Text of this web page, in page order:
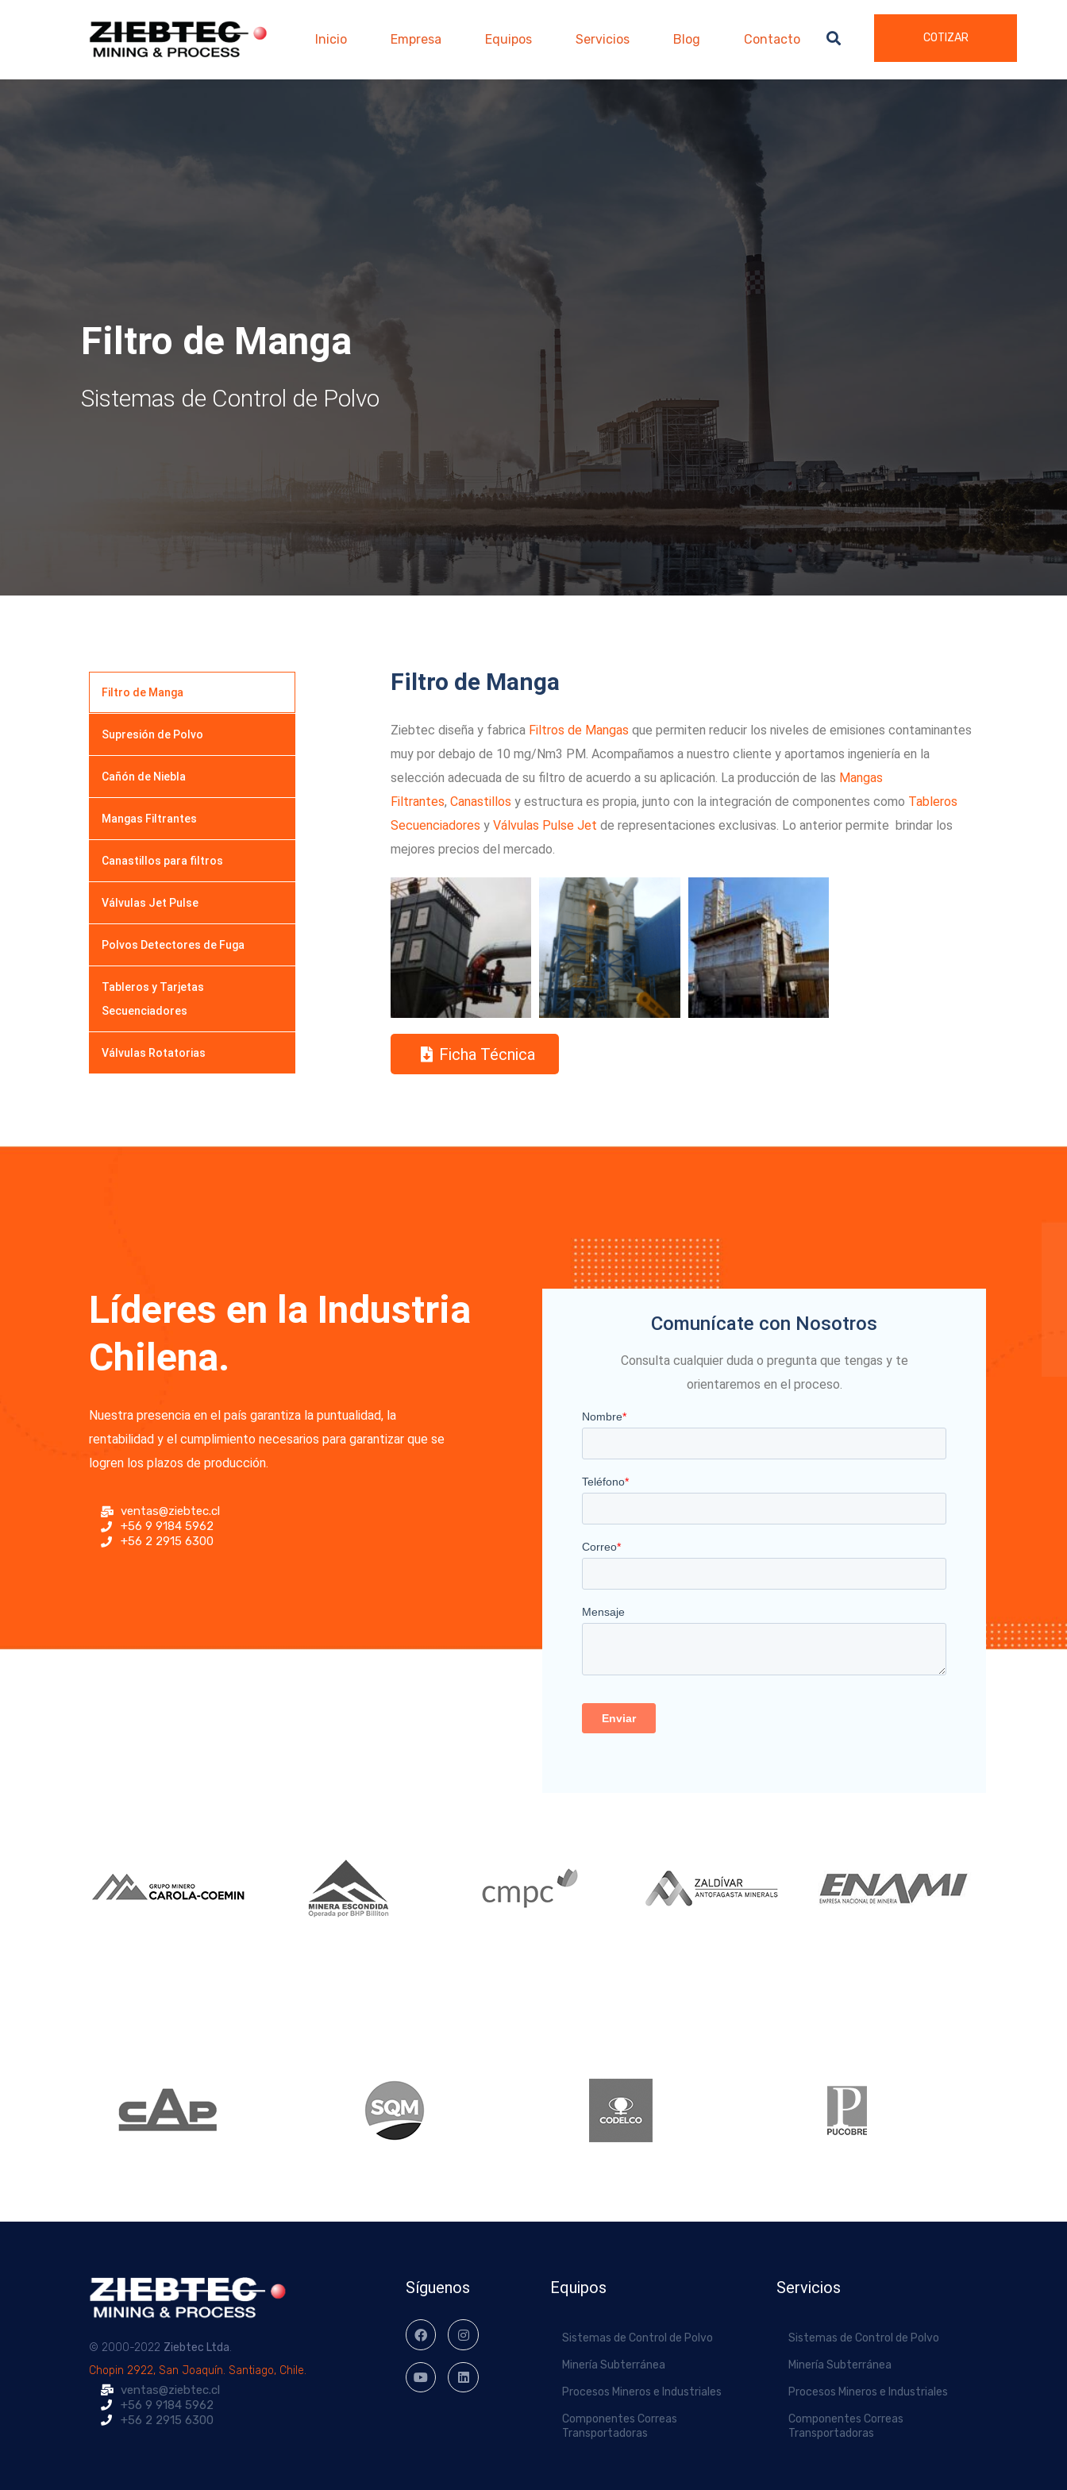
Inicio Empresa Equipos Servicios Blog Contacto COTIZAR
Filtro de Manga
Sistemas de Control de Polvo
Filtro de Manga
Supresión de Polvo
Cañón de Niebla
Mangas Filtrantes
Canastillos para filtros
Válvulas Jet Pulse
Polvos Detectores de Fuga
Tableros y Tarjetas
Secuenciadores
Válvulas Rotatorias
Filtro de Manga​
Ziebtec diseña y fabrica Filtros de Mangas que permiten reducir los niveles de emisiones contaminantes
muy por debajo de 10 mg/Nm3 PM. Acompañamos a nuestro cliente y aportamos ingeniería en la
selección adecuada de su filtro de acuerdo a su aplicación. La producción de las Mangas
Filtrantes, Canastillos y estructura es propia, junto con la integración de componentes como Tableros
Secuenciadores y Válvulas Pulse Jet de representaciones exclusivas. Lo anterior permite brindar los
mejores precios del mercado.
Ficha Técnica
Líderes en la Industria
Chilena.
Nuestra presencia en el país garantiza la puntualidad, la
rentabilidad y el cumplimiento necesarios para garantizar que se
logren los plazos de producción.
ventas@ziebtec.cl
+56 9 9184 5962
+56 2 2915 6300
Comunícate con Nosotros
Consulta cualquier duda o pregunta que tengas y te
orientaremos en el proceso.
© 2000-2022 Ziebtec Ltda.
Chopin 2922, San Joaquín. Santiago, Chile.
ventas@ziebtec.cl
+56 9 9184 5962
+56 2 2915 6300
Síguenos Equipos
Sistemas de Control de Polvo
Minería Subterránea
Procesos Mineros e Industriales
Componentes Correas
Transportadoras
Servicios
Sistemas de Control de Polvo
Minería Subterránea
Procesos Mineros e Industriales
Componentes Correas
Transportadoras